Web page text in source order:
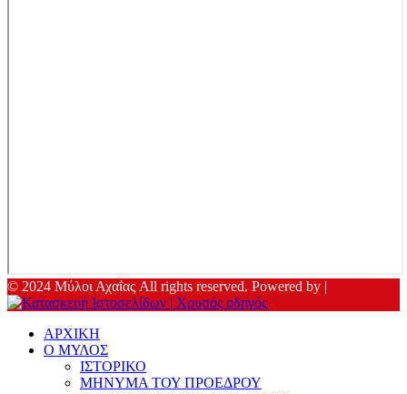
© 2024 Μύλοι Αχαΐας All rights reserved. Powered by |
ΑΡΧΙΚΗ
Ο ΜΥΛΟΣ
ΙΣΤΟΡΙΚΟ
ΜΗΝΥΜΑ ΤΟΥ ΠΡΟΕΔΡΟΥ